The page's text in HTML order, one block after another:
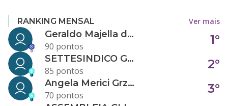
RANKING MENSAL Ver mais
Geraldo Majella da Silva
90 pontos
1°
SETTESINDICO GOVERNANÇA CONDOMINIAL
85 pontos
2°
Angela Merici Grzybowski
70 pontos
3°